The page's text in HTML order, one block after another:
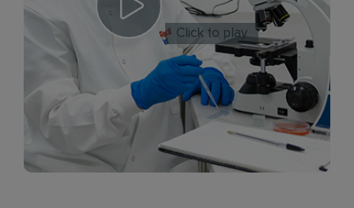
Click to play